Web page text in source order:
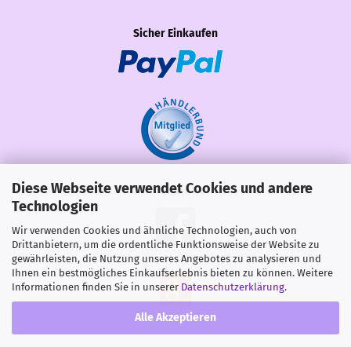
Diese Webseite verwendet Cookies und andere
Technologien
Wir verwenden Cookies und ähnliche Technologien, auch von
Drittanbietern, um die ordentliche Funktionsweise der Website zu
gewährleisten, die Nutzung unseres Angebotes zu analysieren und
Ihnen ein bestmögliches Einkaufserlebnis bieten zu können. Weitere
Informationen finden Sie in unserer Datenschutzerklärung.
Alle Akzeptieren
Sicher Einkaufen
Share